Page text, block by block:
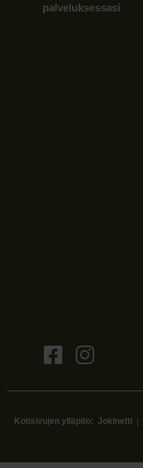
palveluksessasi
Kotisivujen ylläpito: Jokinetti